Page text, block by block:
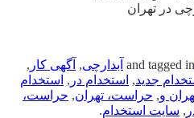
در تهران
آبدارچی, آگهی کار ,
جدید, استخدام در , استخدام
و, حراست، تهران, حراست،
, سایت استخدام.